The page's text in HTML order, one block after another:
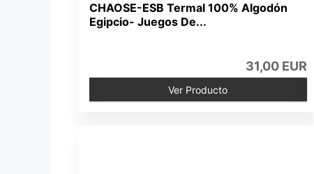
CHAOSE-ESB Termal 100% Algodón
Egipcio- Juegos De...
31,00 EUR
Ver Producto